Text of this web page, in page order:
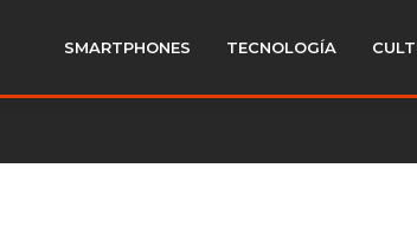
SMARTPHONES TECNOLOGÍA